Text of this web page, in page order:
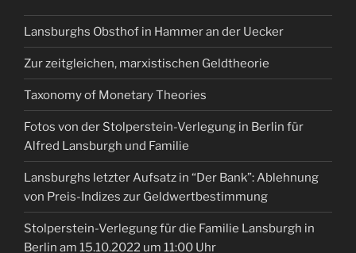
Lansburghs Obsthof in Hammer an der Uecker
Zur zeitgleichen, marxistischen Geldtheorie
Taxonomy of Monetary Theories
Fotos von der Stolperstein-Verlegung in Berlin für
Alfred Lansburgh und Familie
Lansburghs letzter Aufsatz in “Der Bank”: Ablehnung
von Preis-Indizes zur Geldwertbestimmung
Stolperstein-Verlegung für die Familie Lansburgh in
Berlin am 15.10.2022 um 11:00 Uhr